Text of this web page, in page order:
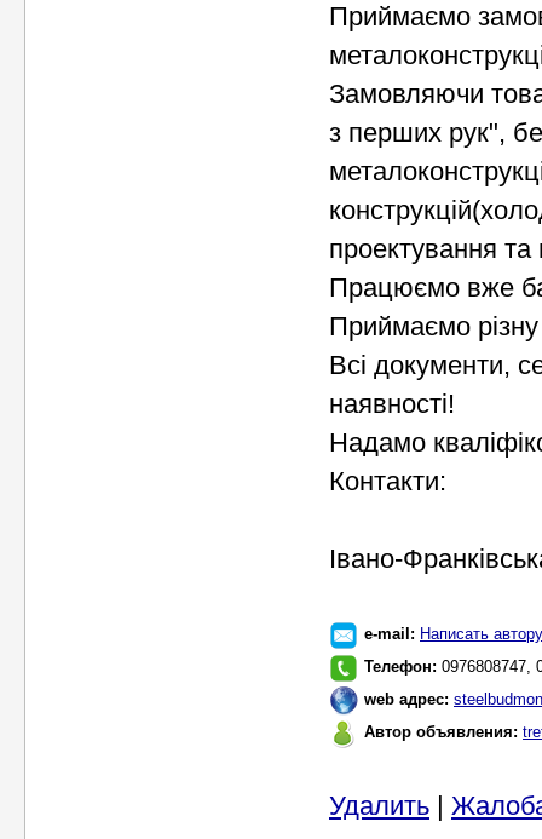
Приймаємо
Замовляючи
з перших рук",
проектування
Працюємо вже
Приймаємо
Всі документи,
наявності!
Надамо
Контакти:
Івано-
e-mail: Написать автору
Телефон: 0976808747,
web адрес:
Автор объявления:
Удалить |